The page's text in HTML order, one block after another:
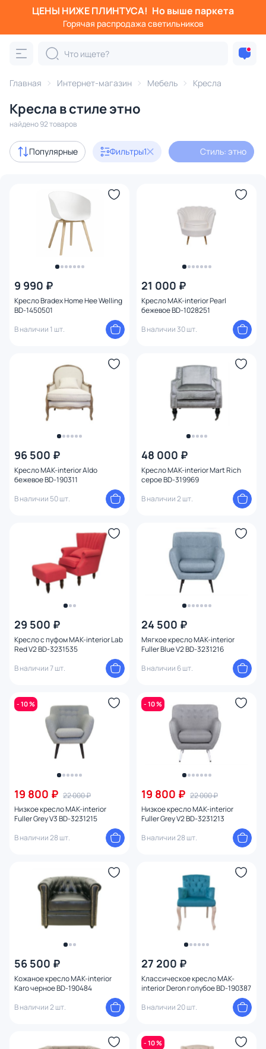
ЦЕНЫ НИЖЕ ПЛИНТУСА! Но выше паркета
Горячая распродажа светильников
Главная Интернет-магазин Мебель Кресла
Кресла в стиле этно
найдено 92 товаров
Популярные Фильтры1 Стиль: этно
9 990 ₽
Кресло Bradex Home Hee Welling
BD-1450501
В наличии 1 шт.
21 000 ₽
Кресло MAK-interior Pearl
бежевое BD-1028251
В наличии 30 шт.
96 500 ₽
Кресло MAK-interior Aldo
бежевое BD-190311
В наличии 50 шт.
48 000 ₽
Кресло MAK-interior Mart Rich
серое BD-319969
В наличии 2 шт.
29 500 ₽
Кресло с пуфом MAK-interior Lab
Red V2 BD-3231535
В наличии 7 шт.
24 500 ₽
Мягкое кресло MAK-interior
Fuller Blue V2 BD-3231216
В наличии 6 шт.
- 10 %
19 800 ₽ 22 000 ₽
Низкое кресло MAK-interior
Fuller Grey V3 BD-3231215
В наличии 28 шт.
- 10 %
19 800 ₽ 22 000 ₽
Низкое кресло MAK-interior
Fuller Grey V2 BD-3231213
В наличии 28 шт.
56 500 ₽
Кожаное кресло MAK-interior
Karo черное BD-190484
В наличии 2 шт.
27 200 ₽
Классическое кресло MAK-
interior Deron голубое BD-190387
В наличии 20 шт.
- 10 %
Фильтры
Категория:
с ушами высокие кресло-качалка
Акции 18
Доставка
Бренд
Цвет
Материал
Размер
Тип помещения
Оформление
Комплектация
Глубина (см)
Подлокотники
Материал обивки
Материал каркаса
Тип опоры
Цвет ножек
Высота (см)
Конструкция
Высота сиденья (см)